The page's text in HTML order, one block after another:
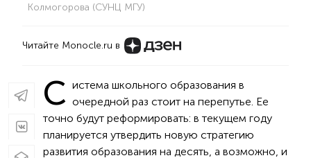
Колмогорова (СУНЦ МГУ)
Читайте Monocle.ru в
С истема школьного образования в
очередной раз стоит на перепутье. Ее
точно будут реформировать: в текущем году
планируется утвердить новую стратегию
развития образования на десять, а возможно, и